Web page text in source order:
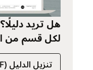
هل تريد
لكل قسم من
تنزيل الدليل (PDF)